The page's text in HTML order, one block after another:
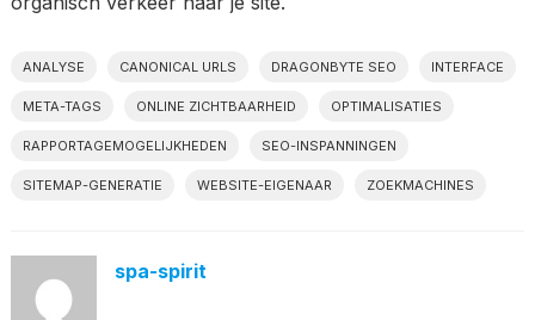
ANALYSE CANONICAL URLS DRAGONBYTE SEO INTERFACE
META-TAGS ONLINE ZICHTBAARHEID OPTIMALISATIES
RAPPORTAGEMOGELIJKHEDEN SEO-INSPANNINGEN
SITEMAP-GENERATIE WEBSITE-EIGENAAR ZOEKMACHINES
spa-spirit